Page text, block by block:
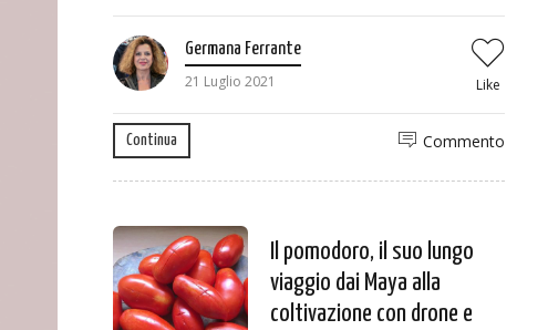
Germana Ferrante
21 Luglio 2021
Like
Continua Commento
Il pomodoro, il suo lungo
viaggio dai Maya alla
coltivazione con drone e